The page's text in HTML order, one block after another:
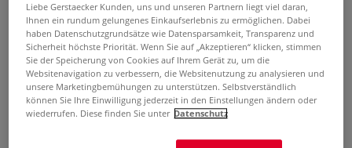
Liebe Gerstaecker Kunden, uns und unseren Partnern liegt viel daran,
Ihnen ein rundum gelungenes Einkaufserlebnis zu ermöglichen. Dabei
haben Datenschutzgrundsätze wie Datensparsamkeit, Transparenz und
Sicherheit höchste Priorität. Wenn Sie auf „Akzeptieren“ klicken, stimmen
Sie der Speicherung von Cookies auf Ihrem Gerät zu, um die
Websitenavigation zu verbessern, die Websitenutzung zu analysieren und
unsere Marketingbemühungen zu unterstützen. Selbstverständlich
können Sie Ihre Einwilligung jederzeit in den Einstellungen ändern oder
wiederrufen. Diese finden Sie unter Datenschutz